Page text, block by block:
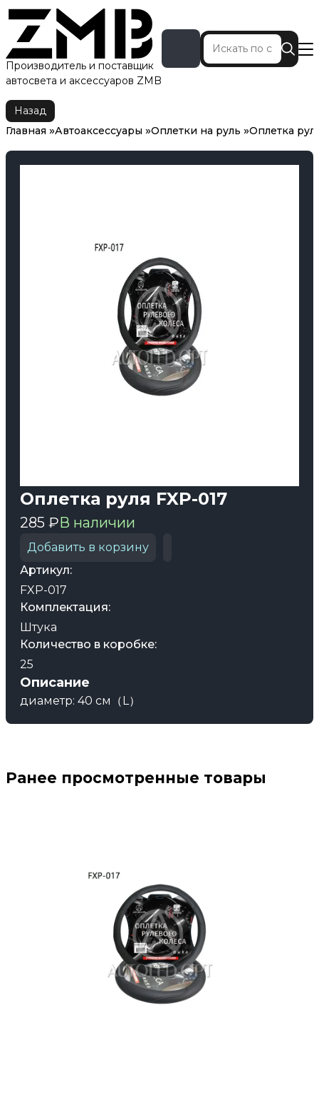
Производитель и поставщик
автосвета и аксессуаров ZMB
Главная Автоаксессуары Оплетки на руль
Назад
Главная
Автоаксессуары Оплетки на руль Оплетка
Оплетка руля FXP-017
285 ₽В наличии
Добавить в корзину
Артикул:
FXP-017
Комплектация:
Штука
Количество в коробке:
25
Описание
диаметр: 40 см（L）
Ранее просмотренные товары